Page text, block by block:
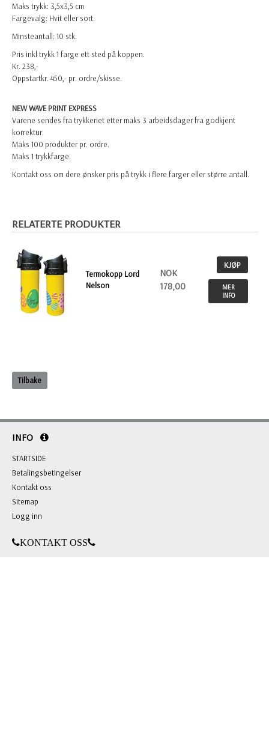
Maks trykk: 3,5x3,5 cm
Fargevalg: Hvit eller sort.
Minsteantall: 10 stk.
Pris inkl trykk 1 farge ett sted på koppen.
Kr. 238,-
Oppstartkr. 450,- pr. ordre/skisse.
NEW WAVE PRINT EXPRESS
Varene sendes fra trykkeriet etter maks 3 arbeidsdager fra godkjent
korrektur.
Maks 100 produkter pr. ordre.
Maks 1 trykkfarge.
Kontakt oss om dere ønsker pris på trykk i flere farger eller større antall.
RELATERTE PRODUKTER
Termokopp Lord
Nelson
NOK
178,00
KJØP
MER
INFO
Tilbake
INFO
STARTSIDE
Betalingsbetingelser
Kontakt oss
Sitemap
Logg inn
KONTAKT OSS